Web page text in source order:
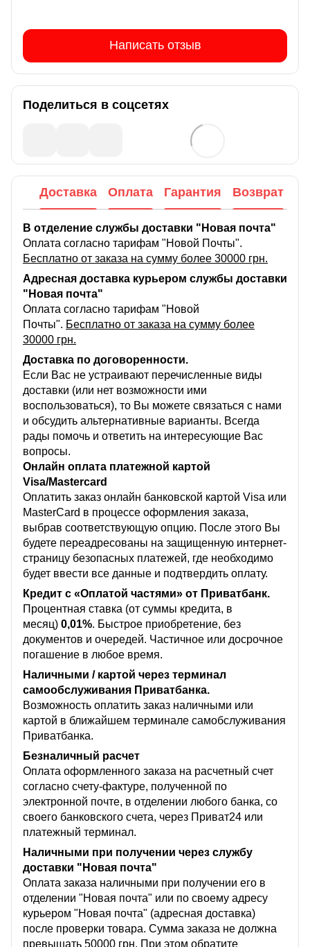
Написать отзыв
Поделиться в соцсетях
Доставка Оплата Гарантия Возврат
В отделение службы доставки "Новая почта"
Оплата согласно тарифам "Новой Почты".
Бесплатно от заказа на сумму более 30000 грн.
Адресная доставка курьером службы доставки
"Новая почта"
Оплата согласно тарифам "Новой
Почты". Бесплатно от заказа на сумму более
30000 грн.
Доставка по договоренности.
Если Вас не устраивают перечисленные виды
доставки (или нет возможности ими
воспользоваться), то Вы можете связаться с нами
и обсудить альтернативные варианты. Всегда
рады помочь и ответить на интересующие Вас
вопросы.
Онлайн оплата платежной картой
Visa/Mastercard
Оплатить заказ онлайн банковской картой Visa или
MasterCard в процессе оформления заказа,
выбрав соответствующую опцию. После этого Вы
будете переадресованы на защищенную интернет-
страницу безопасных платежей, где необходимо
будет ввести все данные и подтвердить оплату.
Кредит с «Оплатой частями» от Приватбанк.
Процентная ставка (от суммы кредита, в
месяц) 0,01%. Быстрое приобретение, без
документов и очередей. Частичное или досрочное
погашение в любое время.
Наличными / картой через терминал
самообслуживания Приватбанка.
Возможность оплатить заказ наличными или
картой в ближайшем терминале самобслуживания
Приватбанка.
Безналичный расчет
Оплата оформленного заказа на расчетный счет
согласно счету-фактуре, полученной по
электронной почте, в отделении любого банка, со
своего банковского счета, через Приват24 или
платежный терминал.
Наличными при получении через службу
доставки "Новая почта"
Оплата заказа наличными при получении его в
отделении "Новая почта" или по своему адресу
курьером "Новая почта" (адресная доставка)
после проверки товара. Сумма заказа не должна
превышать 50000 грн. При этом обратите